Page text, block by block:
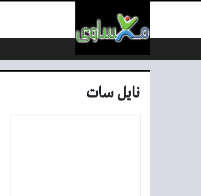
نايل سات